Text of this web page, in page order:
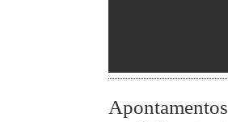
Apontamentos